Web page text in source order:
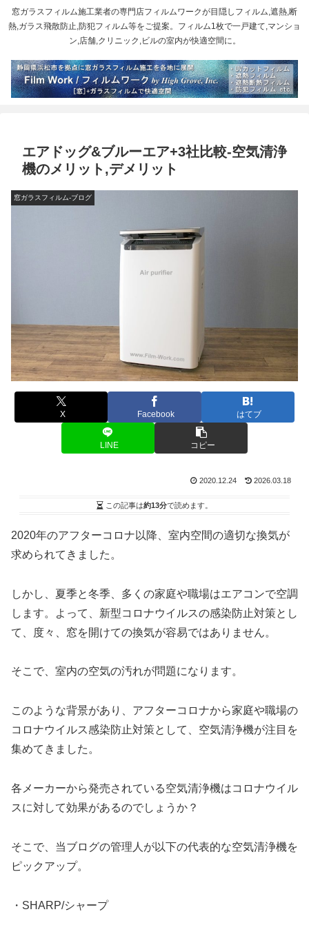
窓ガラスフィルム施工業者の専門店フィルムワークが目隠しフィルム,遮熱,断
熱,ガラス飛散防止,防犯フィルム等をご提案。フィルム1枚で一戸建て,マンショ
ン,店舗,クリニック,ビルの室内が快適空間に。
エアドッグ&ブルーエア+3社比較-空気清浄
機のメリット,デメリット
窓ガラスフィルム-ブログ
X Facebook はてブ
LINE コピー
2020.12.24 2026.03.18
この記事は約13分で読めます。
2020年のアフターコロナ以降、室内空間の適切な換気が
求められてきました。
しかし、夏季と冬季、多くの家庭や職場はエアコンで空調
します。よって、新型コロナウイルスの感染防止対策とし
て、度々、窓を開けての換気が容易ではありません。
そこで、室内の空気の汚れが問題になります。
このような背景があり、アフターコロナから家庭や職場の
コロナウイルス感染防止対策として、空気清浄機が注目を
集めてきました。
各メーカーから発売されている空気清浄機はコロナウイル
スに対して効果があるのでしょうか？
そこで、当ブログの管理人が以下の代表的な空気清浄機を
ピックアップ。
・SHARP/シャープ